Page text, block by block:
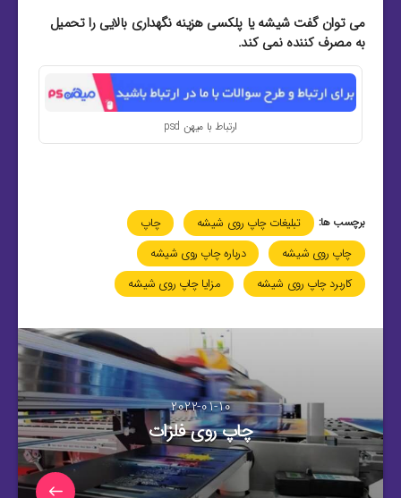
می توان گفت شیشه یا پلکسی هزینه نگهداری بالایی را تحمیل
به مصرف کننده نمی کند.
ارتباط با میهن psd
برچسب ها: تبلیغات چاپ روی شیشه
چاپ
چاپ روی شیشه
درباره چاپ روی شیشه
کاربرد چاپ روی شیشه
مزایا چاپ روی شیشه
2022-01-10
چاپ روی فلزات